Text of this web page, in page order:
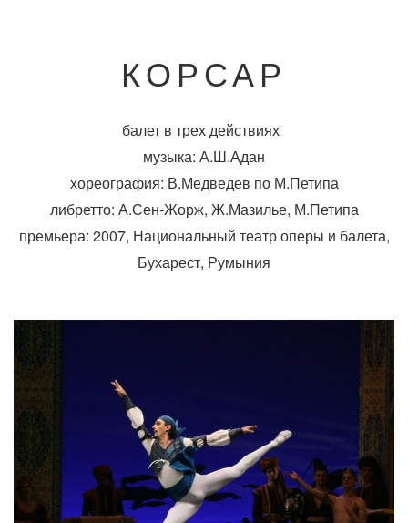
КОРСАР
балет в трех действиях
музыка: А.Ш.Адан
хореография: В.Медведев по М.Петипа
либретто: А.Сен-Жорж, Ж.Мазилье, М.Петипа
премьера: 2007, Национальный театр оперы и балета,
Бухарест, Румыния